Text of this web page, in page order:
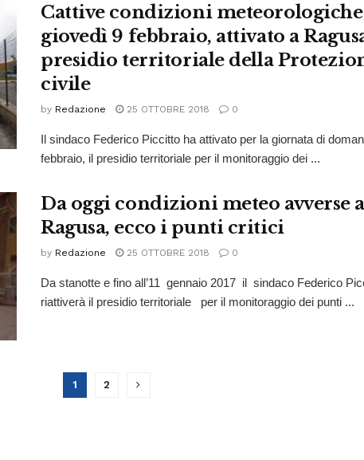
Cattive condizioni
giovedì 9 febbraio, attivato a
presidio territoriale della
civile
by Redazione 25 OTTOBRE 2018 0
Il sindaco Federico Piccitto ha attivato per la giornata di
febbraio, il presidio territoriale per il monitoraggio dei ...
Da oggi condizioni meteo avverse a
Ragusa, ecco i punti critici
by Redazione 25 OTTOBRE 2018 0
Da stanotte e fino all’11 gennaio 2017 il sindaco Federico
riattiverà il presidio territoriale per il monitoraggio dei punti ...
1 2